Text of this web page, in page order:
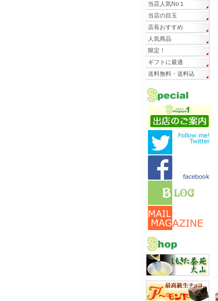
当店人気No１
当店の目玉
店長おすすめ
人気商品
限定！
ギフトに最適
送料無料・送料込